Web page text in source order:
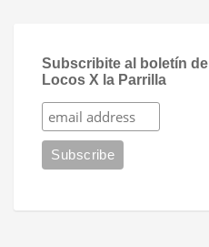
Subscribite al boletín de
Locos X la Parrilla